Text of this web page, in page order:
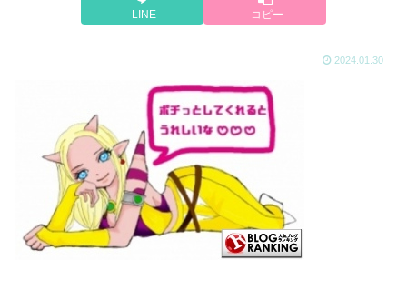
LINE コピー
2024.01.30